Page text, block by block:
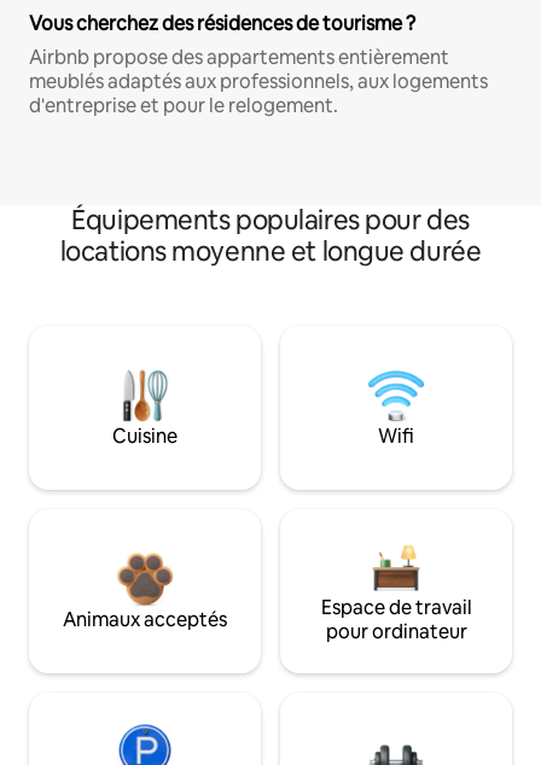
Vous cherchez des résidences de tourisme ?
Airbnb propose des appartements entièrement
meublés adaptés aux professionnels, aux logements
d'entreprise et pour le relogement.
Équipements populaires pour des
locations moyenne et longue durée
Cuisine Wifi
Animaux acceptés
Espace de travail
pour ordinateur